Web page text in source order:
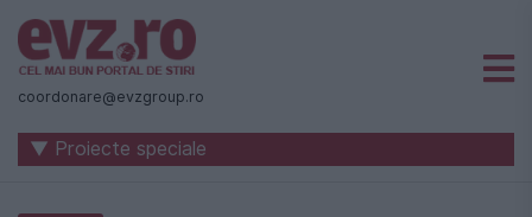
Știri
naționale
internaționale
coordonare@evzgroup.ro
▼ Proiecte speciale